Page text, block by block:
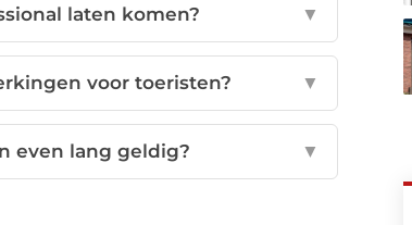
laten komen? ▼
voor toeristen? ▼
even lang geldig? ▼